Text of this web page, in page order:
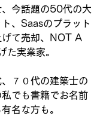
、今話題の50代の大
、Saasのプラット
げて売却、NOT A
た実業家。
７０代の建築士の
でも書籍でお名前
名な方も。